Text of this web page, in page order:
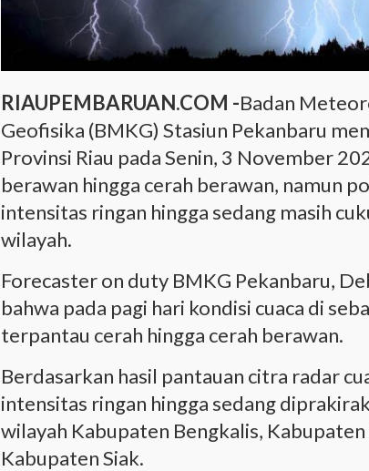
RIAUPEMBARUAN.COM -Badan
Geofisika (BMKG) Stasiun Pekanbaru
Provinsi Riau pada Senin, 3 November
berawan hingga cerah berawan, namun
intensitas ringan hingga sedang masih
wilayah.
Forecaster on duty BMKG Pekanbaru,
bahwa pada pagi hari kondisi cuaca di
terpantau cerah hingga cerah berawan.
Berdasarkan hasil pantauan citra radar
intensitas ringan hingga sedang
wilayah Kabupaten Bengkalis,
Kabupaten Siak.